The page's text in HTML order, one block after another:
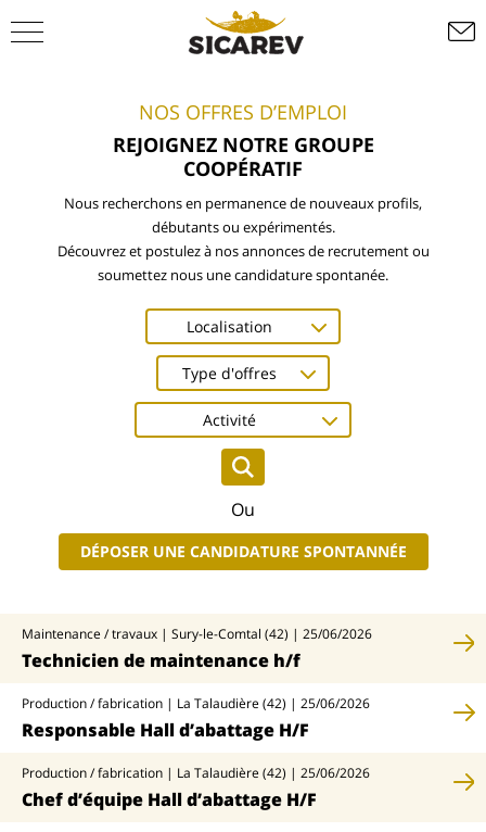
NOS OFFRES D’EMPLOI
REJOIGNEZ NOTRE GROUPE
COOPÉRATIF
Nous recherchons en permanence de nouveaux profils,
débutants ou expérimentés.
Découvrez et postulez à nos annonces de recrutement ou
soumettez nous une candidature spontanée.
Localisation
Type d'offres
Activité
Ou
DÉPOSER UNE CANDIDATURE SPONTANNÉE
Maintenance / travaux | Sury-le-Comtal (42) | 25/06/2026
Technicien de maintenance h/f
Production / fabrication | La Talaudière (42) | 25/06/2026
Responsable Hall d’abattage H/F
Production / fabrication | La Talaudière (42) | 25/06/2026
Chef d’équipe Hall d’abattage H/F